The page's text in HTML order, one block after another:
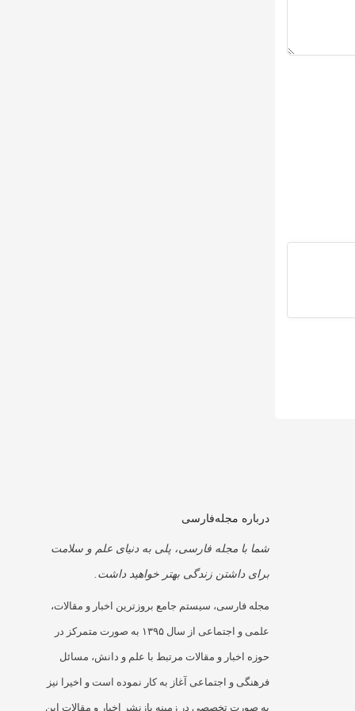
درباره مجله‌فارسی
شما با مجله فارسی، پلی به دنیای علم و سلامت
برای داشتن زندگی بهتر خواهید داشت.
مجله فارسی، سیستم جامع بروزترین اخبار و مقالات،
علمی و اجتماعی از سال ۱۳۹۵ به صورت متمرکز در
حوزه اخبار و مقالات مرتبط با علم و دانش، مسائل
فرهنگی و اجتماعی آغاز به کار نموده است و اخیرا نیز
به صورت تخصصی در زمینه بازنشر اخبار و مقالات این